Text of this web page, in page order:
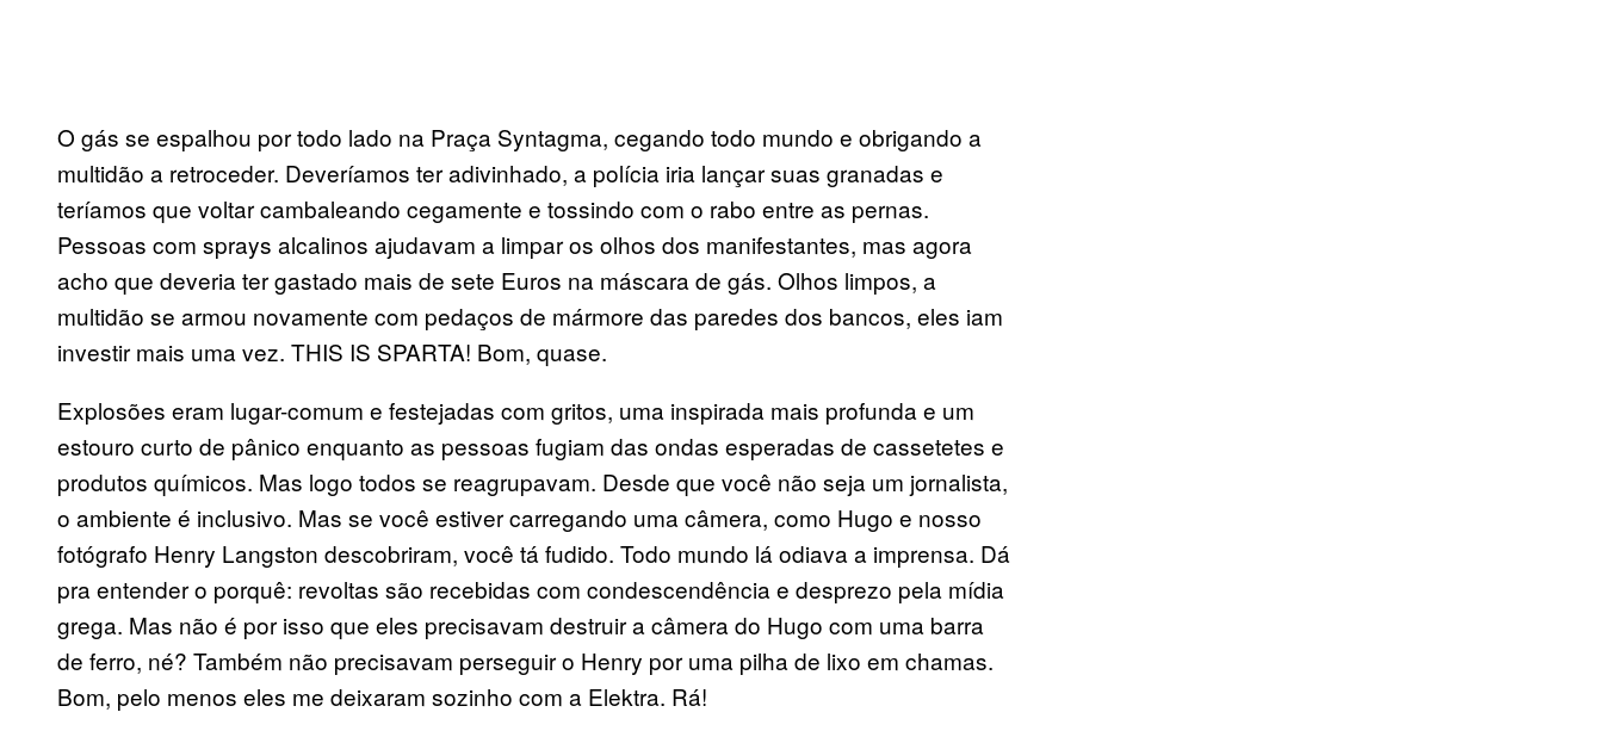
O gás se espalhou por todo lado na Praça Syntagma, cegando todo mundo e obrigando a
multidão a retroceder. Deveríamos ter adivinhado, a polícia iria lançar suas granadas e
teríamos que voltar cambaleando cegamente e tossindo com o rabo entre as pernas.
Pessoas com sprays alcalinos ajudavam a limpar os olhos dos manifestantes, mas agora
acho que deveria ter gastado mais de sete Euros na máscara de gás. Olhos limpos, a
multidão se armou novamente com pedaços de mármore das paredes dos bancos, eles iam
investir mais uma vez. THIS IS SPARTA! Bom, quase.
Explosões eram lugar-comum e festejadas com gritos, uma inspirada mais profunda e um
estouro curto de pânico enquanto as pessoas fugiam das ondas esperadas de cassetetes e
produtos químicos. Mas logo todos se reagrupavam. Desde que você não seja um jornalista,
o ambiente é inclusivo. Mas se você estiver carregando uma câmera, como Hugo e nosso
fotógrafo Henry Langston descobriram, você tá fudido. Todo mundo lá odiava a imprensa. Dá
pra entender o porquê: revoltas são recebidas com condescendência e desprezo pela mídia
grega. Mas não é por isso que eles precisavam destruir a câmera do Hugo com uma barra
de ferro, né? Também não precisavam perseguir o Henry por uma pilha de lixo em chamas.
Bom, pelo menos eles me deixaram sozinho com a Elektra. Rá!